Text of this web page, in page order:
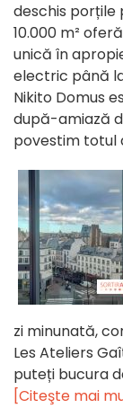
deschis porțile
10.000 m²
unică în
electric până
Nikito Domus
după-amiază
povestim totul
zi minunată,
Les Ateliers
puteți bucura
[Citeşte mai